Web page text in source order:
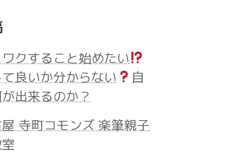
クすること始めたい
良いか分からない
自
出来るのか？
寺町コモンズ 楽筆親子